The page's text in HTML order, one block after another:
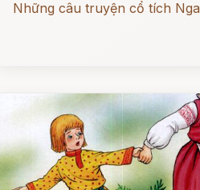
Những câu truyện cổ tích Nga